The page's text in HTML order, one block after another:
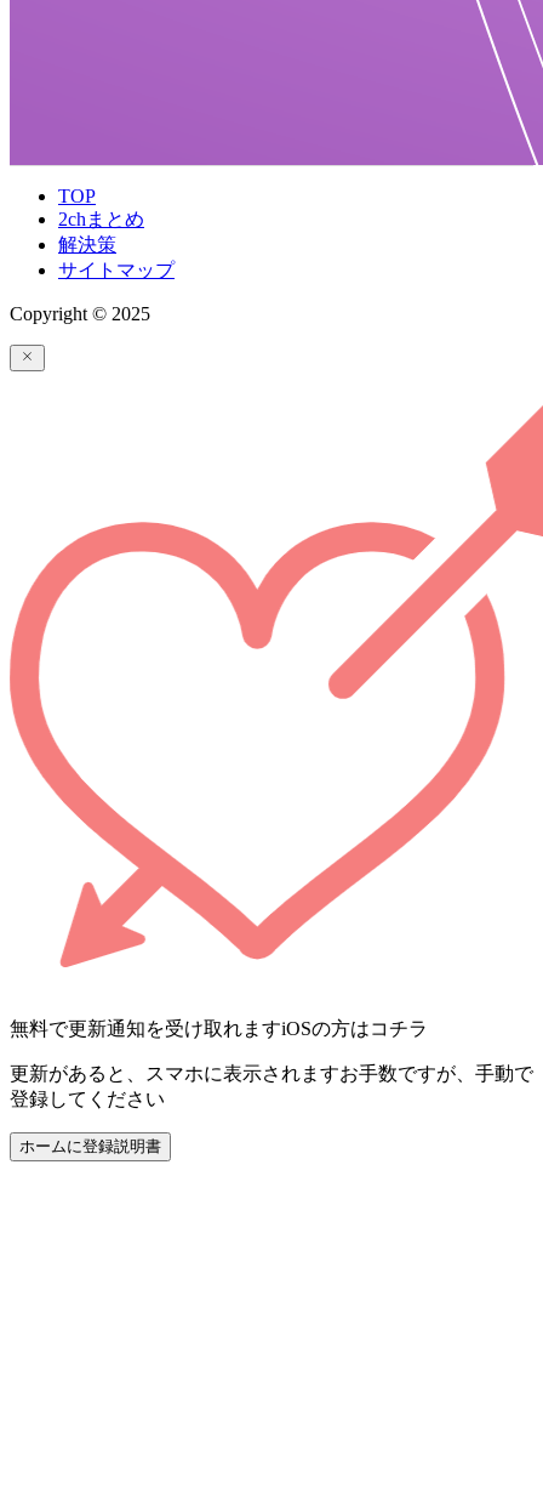
TOP
2chまとめ
解決策
サイトマップ
Copyright © 2025
無料で更新通知を受け取れますiOSの方はコチラ
更新があると、スマホに表示されますお手数ですが、手動で
登録してください
ホームに登録説明書